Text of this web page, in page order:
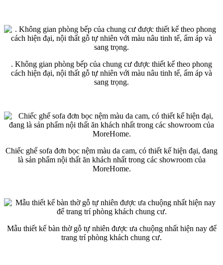
. Không gian phòng bếp của chung cư được thiết kế theo phong
cách hiện đại, nội thất gỗ tự nhiên với màu nâu tinh tế, ấm áp và
sang trọng.
Chiếc ghế sofa đơn bọc nệm màu da cam, có thiết kế hiện đại, đang
là sản phẩm nội thất ăn khách nhất trong các showroom của
MoreHome.
Mẫu thiết kế bàn thờ gỗ tự nhiên được ưa chuộng nhất hiện nay để
trang trí phòng khách chung cư.